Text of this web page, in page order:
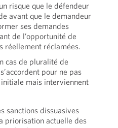
risque que le défendeur
avant que le demandeur
ses demandes
de l’opportunité de
réellement réclamées.
cas de pluralité de
pour ne pas
mais interviennent
sanctions dissuasives
priorisation actuelle des